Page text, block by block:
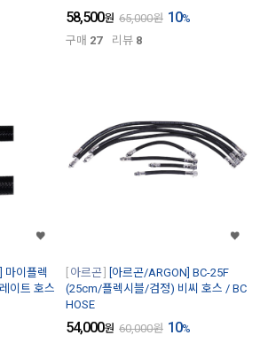
58,500원 65,000원 10%
구매 27 리뷰 8
마이플렉
이트 호스
아르곤
[아르곤/ARGON] BC-25F
(25cm/플렉시블/검정) 비씨 호스 / BC
HOSE
54,000원 60,000원 10%